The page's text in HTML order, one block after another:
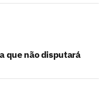
que não disputará